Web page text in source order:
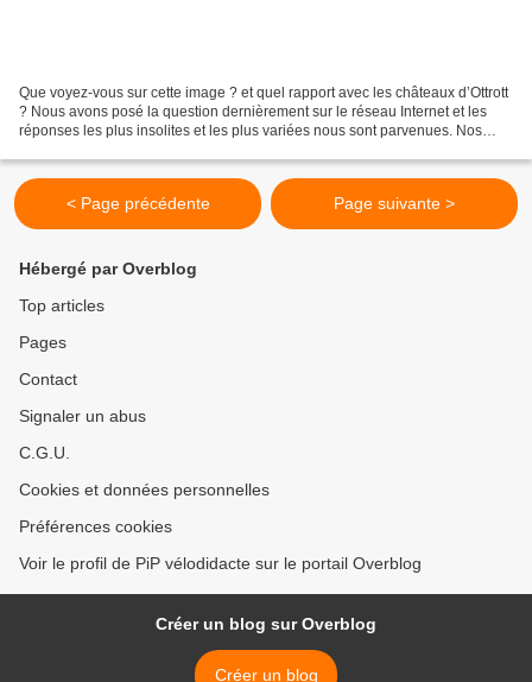
Que voyez-vous sur cette image ? et quel rapport avec les châteaux d’Ottrott
? Nous avons posé la question dernièrement sur le réseau Internet et les
réponses les plus insolites et les plus variées nous sont parvenues. Nos
< Page précédente Page suivante >
Hébergé par Overblog
Top articles
Pages
Contact
Signaler un abus
C.G.U.
Cookies et données personnelles
Préférences cookies
Voir le profil de PiP vélodidacte sur le portail Overblog
Créer un blog sur Overblog
Créer un blog